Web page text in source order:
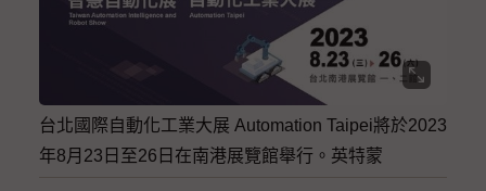
台北國際自動化工業大展 Automation Taipei將於2023
年8月23日至26日在南港展覽館舉行。英特蒙